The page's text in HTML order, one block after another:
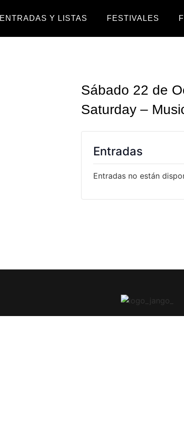
ENTRADAS Y LISTAS FESTIVALES
Sábado 22 de
Saturday –
Entradas
Entradas no están